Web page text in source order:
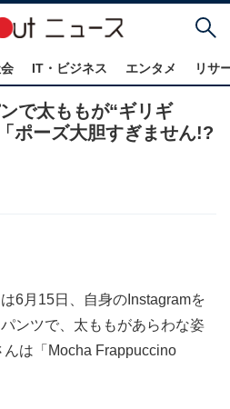
IT・ビジネス エンタメ リサ
で太ももが“ギリギ
ポーズ大胆すぎません!?
6月15日、自身のInstagramを
ンツで、太ももがあらわな姿
は「Mocha Frappuccino